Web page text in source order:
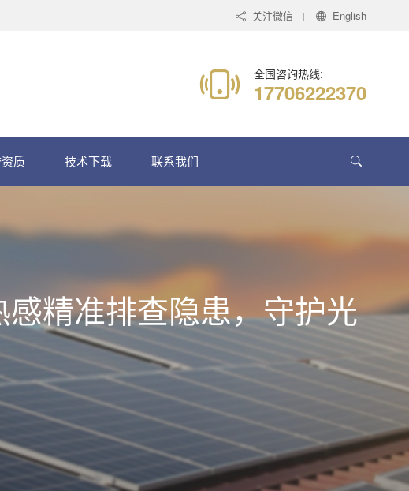
关注微信 English
全国咨询热线:
17706222370
质 技术下载 联系我们
精准排查隐患，守护光